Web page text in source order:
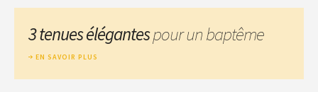
3 tenues élégantespour un baptême
EN SAVOIR PLUS